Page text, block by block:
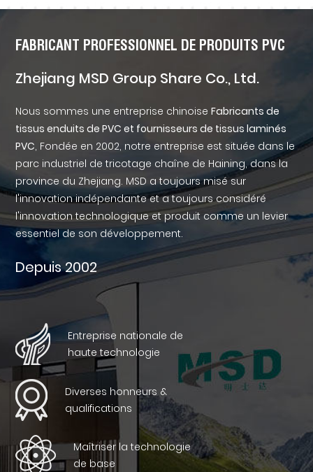
FABRICANT PROFESSIONNEL DE PRODUITS PVC
Zhejiang MSD Group Share Co., Ltd.
Nous sommes une entreprise chinoiseFabricants de
tissus enduits de PVC et fournisseurs de tissus laminés
PVC, Fondée en 2002, notre entreprise est située dans le
parc industriel de tricotage chaîne de Haining, dans la
province du Zhejiang. MSD a toujours misé sur
l'innovation indépendante et a toujours considéré
l'innovation technologique et produit comme un levier
essentiel de son développement.
Depuis 2002
Entreprise nationale de
haute technologie
Diverses honneurs &
qualifications
Maîtriser la technologie
de base